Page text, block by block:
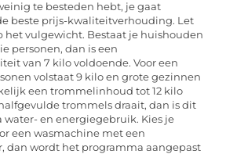
te besteden hebt, je gaat
beste prijs-kwaliteitverhouding. Let
het vulgewicht. Bestaat je huishouden
personen, dan is een
van 7 kilo voldoende. Voor een
volstaat 9 kilo en grote gezinnen
een trommelinhoud tot 12 kilo
trommels draait, dan is dit
water- en energiegebruik. Kies je
een wasmachine met een
dan wordt het programma aangepast